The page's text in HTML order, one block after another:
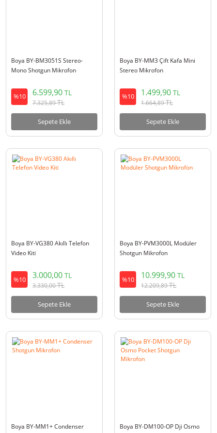
Boya BY-BM3051S Stereo-
Mono Shotgun Mikrofon
%10 6.599,90 TL
7.325,89TL
Sepete Ekle
Boya BY-MM3 Çift Kafa Mini
Stereo Mikrofon
%10 1.499,90 TL
1.664,89TL
Sepete Ekle
Boya BY-VG380 Akıllı Telefon
Video Kiti
%10 3.000,00 TL
3.330,00TL
Sepete Ekle
Boya BY-PVM3000L Modüler
Shotgun Mikrofon
%10 10.999,90 TL
12.209,89TL
Sepete Ekle
Boya BY-MM1+ Condenser
Boya BY-DM100-OP Dji Osmo